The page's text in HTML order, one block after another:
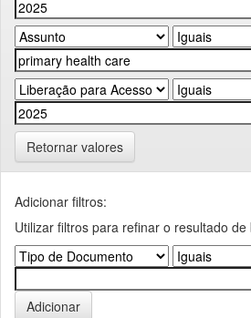
Retornar valores
Adicionar filtros:
Utilizar filtros para refinar o resultado de